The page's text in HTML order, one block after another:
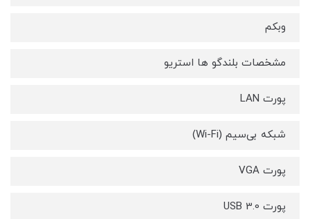
وبکم
مشخصات بلندگو ها استریو
پورت LAN
شبکه بی‌سیم (Wi-Fi)
پورت VGA
پورت USB 3.0